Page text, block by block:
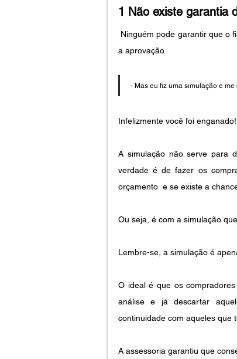
1 Não existe garantia
a aprovação.
- Mas eu fiz uma simulação e
Infelizmente você foi enganado!
A simulação não serve para
verdade é de fazer os
orçamento  e se existe a
Ou seja, é com a simulação
Lembre-se, a simulação é
O ideal é que os
análise e já descartar
continuidade com aqueles que
A assessoria garantiu que